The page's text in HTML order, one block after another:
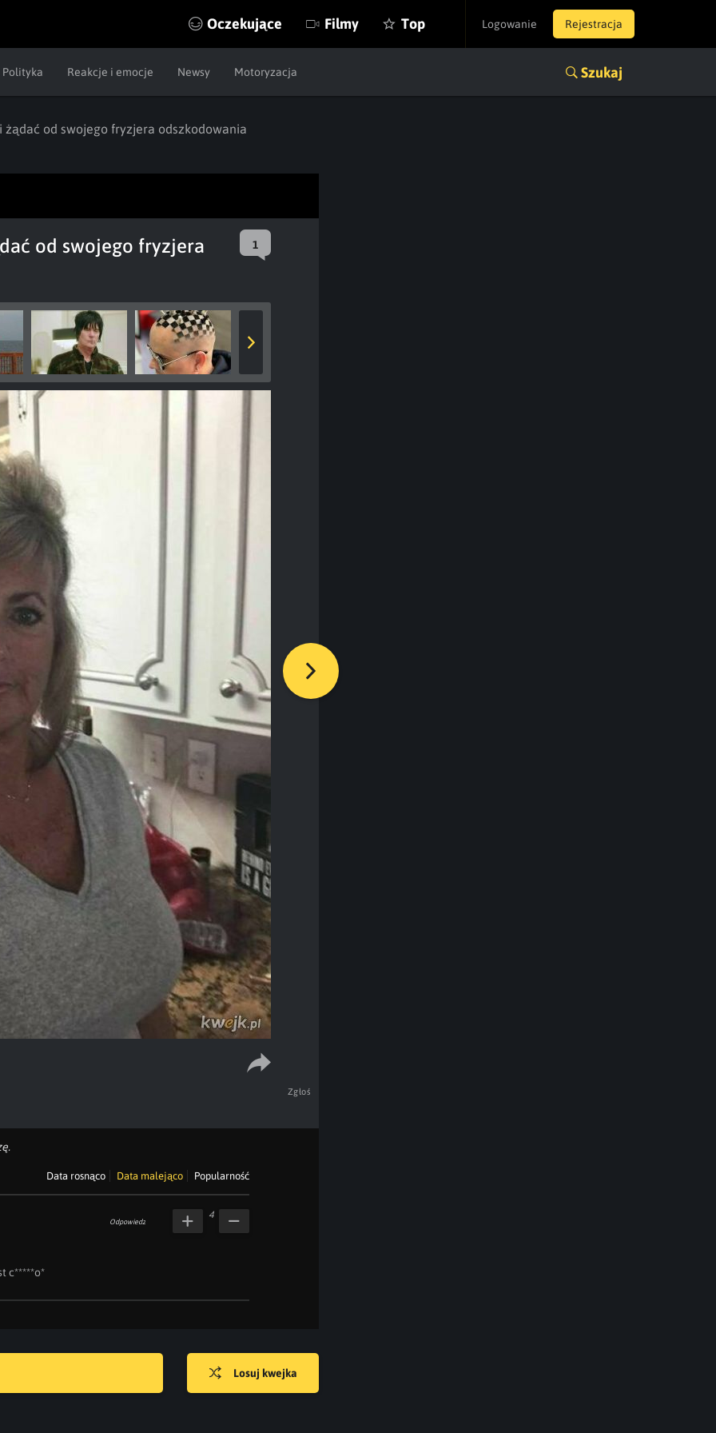
Logowanie Rejestracja
Oczekujące Filmy Top
Polityka Reakcje i emocje Newsy Motoryzacja Szukaj
żądać od swojego fryzjera odszkodowania
od swojego fryzjera 1
Zgłoś
Data rosnąco Data malejąco Popularność
Odpowiedz
c*****o*
4
Losuj kwejka